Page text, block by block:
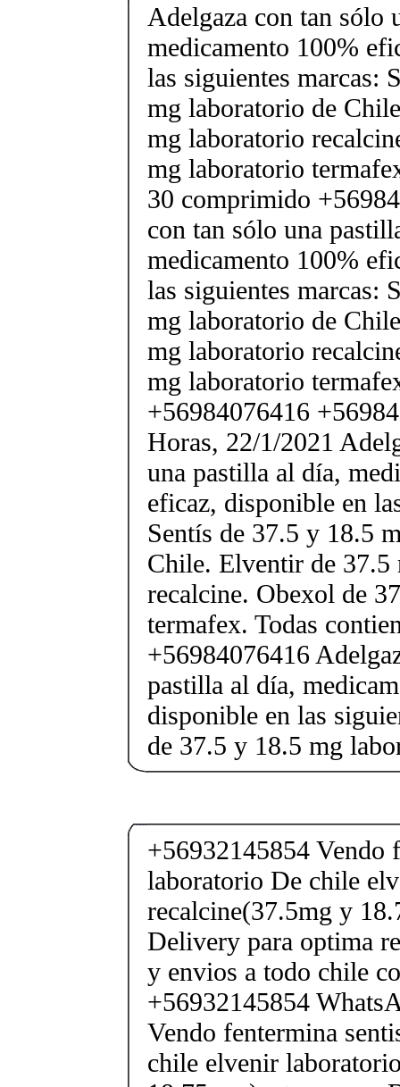
Adelgaza con tan sólo
medicamento 100%
las siguientes marcas:
mg laboratorio de
mg laboratorio
mg laboratorio
30 comprimido
con tan sólo una
medicamento 100%
las siguientes marcas:
mg laboratorio de
mg laboratorio
mg laboratorio
+56984076416
Horas, 22/1/2021
una pastilla al día,
eficaz, disponible en
Sentís de 37.5 y 18.5
Chile. Elventir de 37.5
recalcine. Obexol de
termafex. Todas
+56984076416
pastilla al día,
disponible en las
de 37.5 y 18.5 mg
+56932145854 Vendo
laboratorio De chile
recalcine(37.5mg y
Delivery para optima
y envios a todo chile
+56932145854
Vendo fentermina
chile elvenir